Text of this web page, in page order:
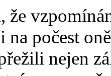
že
na počest
nejen